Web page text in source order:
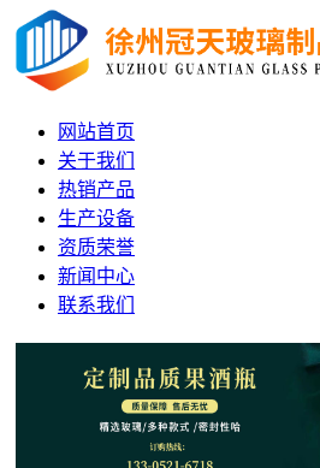
网站首页
关于我们
热销产品
生产设备
资质荣誉
新闻中心
联系我们